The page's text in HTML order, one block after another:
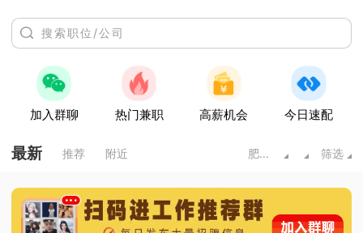
加入群聊 热门兼职 高薪机会 今日速配
最新 推荐 附近 肥城市 筛选